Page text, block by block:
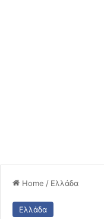
Home / Ελλάδα
Ελλάδα